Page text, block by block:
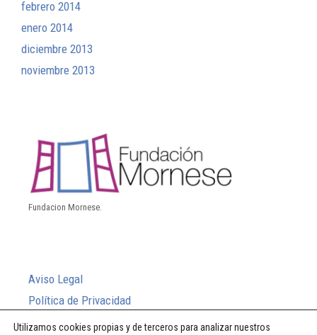
febrero 2014
enero 2014
diciembre 2013
noviembre 2013
Fundacion Mornese.
Aviso Legal
Política de Privacidad
Política de Cookies
Utilizamos cookies propias y de terceros para analizar nuestros